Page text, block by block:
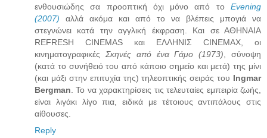
ενθουσιώδης σα προοπτική όχι μόνο από το Evening
(2007) αλλά ακόμα και από το να βλέπεις μπογιά να
στεγνώνει κατά την αγγλική έκφραση. Και σε ΑΘΗΝΑΙΑ
REFRESH CINEMAS και ΕΛΛΗΝΙΣ CINEMAX, οι
κινηματογραφικές Σκηνές από ένα Γάμο (1973) , σύνοψη
(κατά το συνήθειό του από κάποιο σημείο και μετά) της μίνι
(και μάξι στην επιτυχία της) τηλεοπτικής σειράς του Ingmar
Bergman . Το να χαρακτηρίσεις τις τελευταίες εμπειρία ζωής,
είναι λιγάκι λίγο πια, ειδικά με τέτοιους αντιπάλους στις
αίθουσες.
Reply